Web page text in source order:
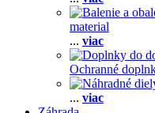
material
... viac
Ochranné
... viac